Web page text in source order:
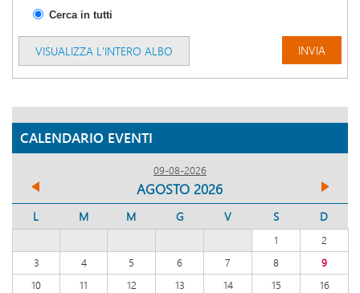
Cerca in tutti
VISUALIZZA L'INTERO ALBO
CALENDARIO EVENTI
09-08-2026
AGOSTO 2026
L M M G V S D
1
2
3
4 5 6 7 8
9
10
11 12 13 14 15
16